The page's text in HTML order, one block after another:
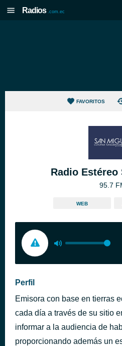
Radios .com.ec
FAVORITOS
Radio Estéreo
95.7
WEB
Perfil
Emisora con base en tierras
cada día a través de su sitio
informar a la audiencia de
proporcionando además un